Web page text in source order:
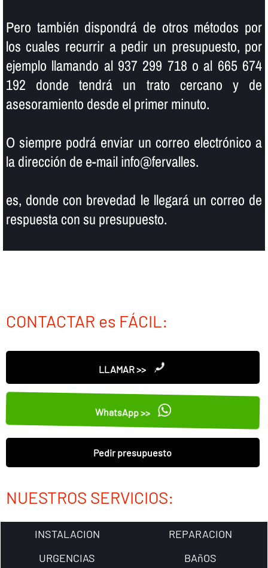
Pero también dispondrá de otros métodos por
los cuales recurrir a pedir un presupuesto, por
ejemplo llamando al 937 299 718 o al 665 674
192 donde tendrá un trato cercano y de
asesoramiento desde el primer minuto.
O siempre podrá enviar un correo electrónico a
la dirección de e-mail info@fervalles.
es, donde con brevedad le llegará un correo de
respuesta con su presupuesto.
CONTACTAR es FÁCIL:
LLAMAR >>
WhatsApp >>
Pedir presupuesto
NUESTROS SERVICIOS:
INSTALACION
REPARACION
URGENCIAS
BAñOS